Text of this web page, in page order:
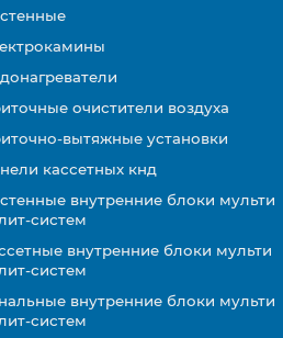
очистители воздуха
вытяжные установки
кассетных кнд
внутренние блоки мульти
систем
внутренние блоки мульти
систем
внутренние блоки мульти
систем